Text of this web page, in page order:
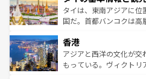
覧 を参照してほしい。
ーチミン市のフランス統
醸し出している。また、
とつ。フォーやバインミ
ひ現地で味わいたい。ど
が旅行者を迎えてくれる
タイは、東南アジアに位
国だ。首都バンコクは高
の活気が交差している。
帯で自然と触れ合い、南
いビーチでリゾート気分
香港
アジアと西洋の文化が交
もっている。ヴィクトリ